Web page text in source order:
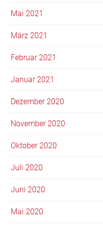
Mai 2021
März 2021
Februar 2021
Januar 2021
Dezember 2020
November 2020
Oktober 2020
Juli 2020
Juni 2020
Mai 2020